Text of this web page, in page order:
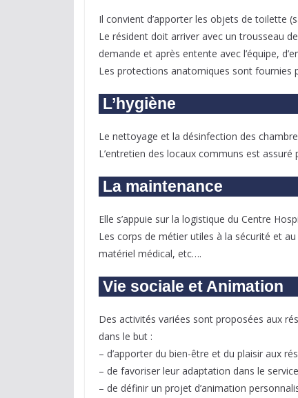
Il convient d’apporter les objets de toilette
Le résident doit arriver avec un trousseau
demande et après entente avec l’équipe,
Les protections anatomiques sont fournies
L’hygiène
Le nettoyage et la désinfection des
L’entretien des locaux communs est
La maintenance
Elle s’appuie sur la logistique du Centre
Les corps de métier utiles à la sécurité et
matériel médical, etc….
Vie sociale et Animation
Des activités variées sont proposées aux
dans le but :
– d’apporter du bien-être et du plaisir aux
– de favoriser leur adaptation dans le service
– de définir un projet d’animation